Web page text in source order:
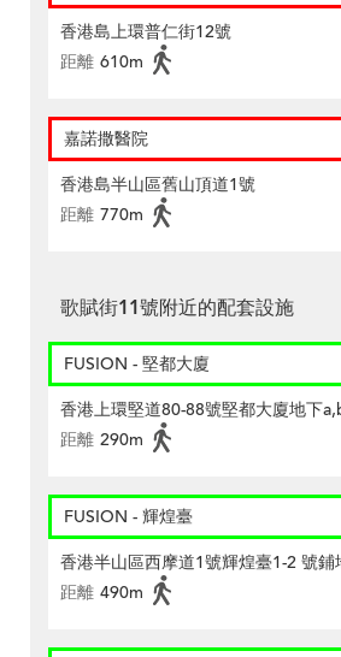
香港島上環普仁街12號
距離 610m
嘉諾撒醫院
香港島半山區舊山頂道1號
距離 770m
歌賦街11號附近的配套設施
FUSION - 堅都大廈
香港上環堅道80-88號堅都大廈地下
距離 290m
FUSION - 輝煌臺
香港半山區西摩道1號輝煌臺1-2 號鋪
距離 490m